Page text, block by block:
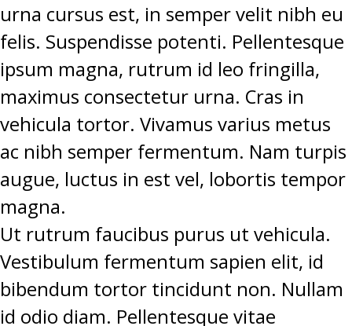
urna cursus est, in semper velit nibh eu
felis. Suspendisse potenti. Pellentesque
ipsum magna, rutrum id leo fringilla,
maximus consectetur urna. Cras in
vehicula tortor. Vivamus varius metus
ac nibh semper fermentum. Nam turpis
augue, luctus in est vel, lobortis tempor
magna.
Ut rutrum faucibus purus ut vehicula.
Vestibulum fermentum sapien elit, id
bibendum tortor tincidunt non. Nullam
id odio diam. Pellentesque vitae